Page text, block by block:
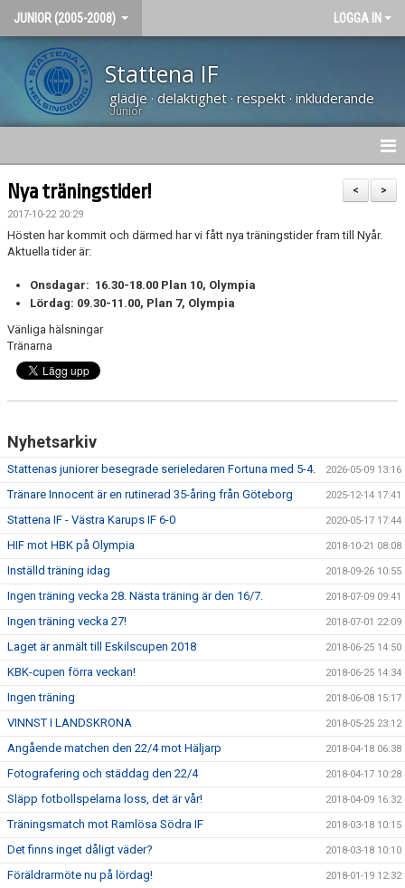
JUNIOR (2005-2008) LOGGA IN
Stattena IF
glädje · delaktighet · respekt · inkluderande
Junior
NYHETER
HEM
KALENDER
BILDGALLERI
KONTAKT
>
<
Nya träningstider!
2017-10-22 20:29
Hösten har kommit och därmed har vi fått nya träningstider fram till Nyår.
Aktuella tider är:
Onsdagar: 16.30-18.00 Plan 10, Olympia
Lördag: 09.30-11.00, Plan 7, Olympia
Vänliga hälsningar
Tränarna
Nyhetsarkiv
Stattenas juniorer besegrade serieledaren Fortuna med 5-4. 2026-05-09 13:16
Tränare Innocent är en rutinerad 35-åring från Göteborg 2025-12-14 17:41
Stattena IF - Västra Karups IF 6-0 2020-05-17 17:44
HIF mot HBK på Olympia 2018-10-21 08:08
Inställd träning idag 2018-09-26 10:55
Ingen träning vecka 28. Nästa träning är den 16/7. 2018-07-09 09:41
Ingen träning vecka 27! 2018-07-01 22:09
Laget är anmält till Eskilscupen 2018 2018-06-25 14:50
KBK-cupen förra veckan! 2018-06-25 14:34
Ingen träning 2018-06-08 15:17
VINNST I LANDSKRONA 2018-05-25 23:12
Angående matchen den 22/4 mot Häljarp 2018-04-18 06:38
Fotografering och städdag den 22/4 2018-04-17 10:28
Släpp fotbollspelarna loss, det är vår! 2018-04-09 16:32
Träningsmatch mot Ramlösa Södra IF 2018-03-18 10:15
Det finns inget dåligt väder? 2018-03-18 10:10
Föräldrarmöte nu på lördag! 2018-01-19 12:32